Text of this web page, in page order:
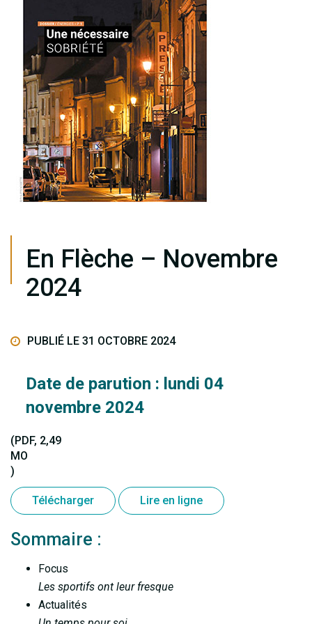
En Flèche – Novembre
2024
PUBLIÉ LE 31 OCTOBRE 2024
Date de parution : lundi 04
novembre 2024
(PDF, 2,49
MO
)
Télécharger Lire en ligne
Sommaire :
Focus
Les sportifs ont leur fresque
Actualités